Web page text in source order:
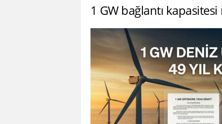
1 GW bağlantı